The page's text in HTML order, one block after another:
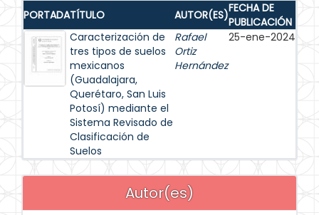
PORTADATÍTULO AUTOR(ES)FECHA DE
PUBLICACIÓN
Caracterización de
tres tipos de suelos
mexicanos
(Guadalajara,
Querétaro, San Luis
Potosí) mediante el
Sistema Revisado de
Clasificación de
Suelos
Rafael
Ortiz
Hernández
25-ene-2024
Autor(es)